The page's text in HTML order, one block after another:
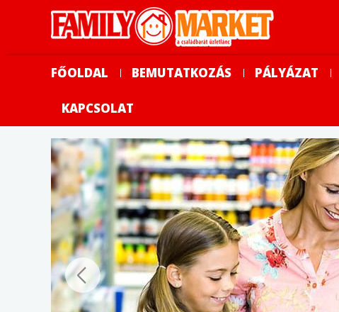
: parse_ini_file() has been disabled for security reasons in /var/
FŐOLDAL BEMUTATKOZÁS PÁLYÁZAT
KAPCSOLAT